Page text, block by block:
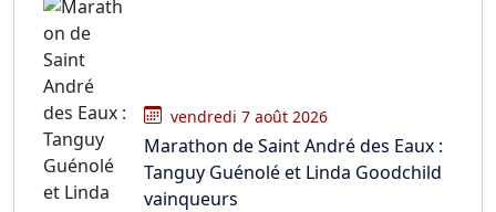
vendredi 7 août 2026
Marathon de Saint André des Eaux :
Tanguy Guénolé et Linda Goodchild
vainqueurs